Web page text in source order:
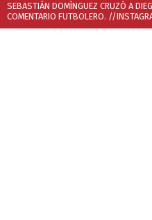
SEBASTIÁN DOMÍNGUEZ CRUZÓ A
COMENTARIO FUTBOLERO. //